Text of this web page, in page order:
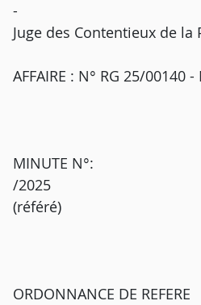
-
Juge des Contentieux de la
AFFAIRE : N° RG 25/00140
MINUTE N°:
/2025
(référé)
ORDONNANCE DE REFERE